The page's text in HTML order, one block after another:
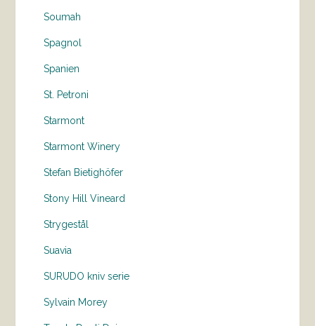
Soumah
Spagnol
Spanien
St. Petroni
Starmont
Starmont Winery
Stefan Bietighöfer
Stony Hill Vineard
Strygestål
Suavia
SURUDO kniv serie
Sylvain Morey